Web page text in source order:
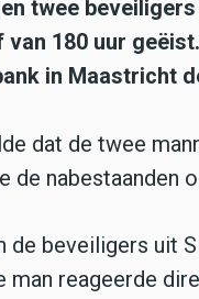
twee
180 uur
in Maastricht
dat de twee
de nabestaanden
de beveiligers uit
reageerde